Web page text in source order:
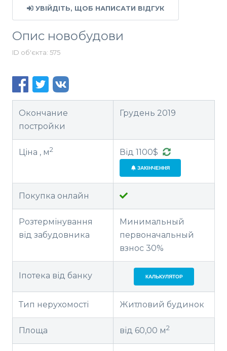
УВІЙДІТЬ, ЩОБ НАПИСАТИ ВІДГУК
Опис новобудови
ID об'єкта: 575
Окончание
постройки
Грудень 2019
Ціна , м2 Від 1100$
ЗАКІНЧЕННЯ
Покупка онлайн
Розтермінування
від забудовника
Минимальный
первоначальный
взнос 30%
Іпотека від банку КАЛЬКУЛЯТОР
Тип нерухомості Житловий будинок
Площа від 60,00 м2